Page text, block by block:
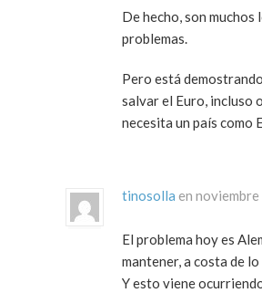
De hecho, son
problemas.
Pero está
salvar el Euro, incluso
necesita un país como
tinosolla en
El problema hoy es
mantener, a costa de
Y esto viene